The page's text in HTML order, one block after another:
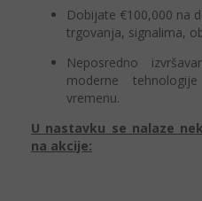
Dobijate €100,000 na
trgovanja, signalima,
Neposredno
moderne
vremenu.
U nastavku se nalaze
na akcije: